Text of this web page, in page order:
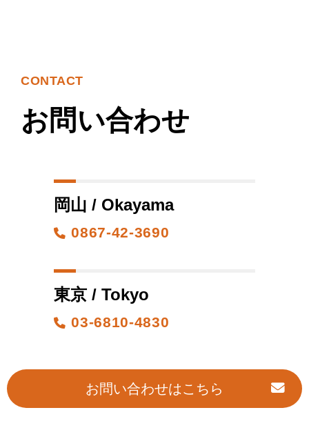
CONTACT
お問い合わせ
岡山 / Okayama
0867-42-3690
東京 / Tokyo
03-6810-4830
お問い合わせはこちら